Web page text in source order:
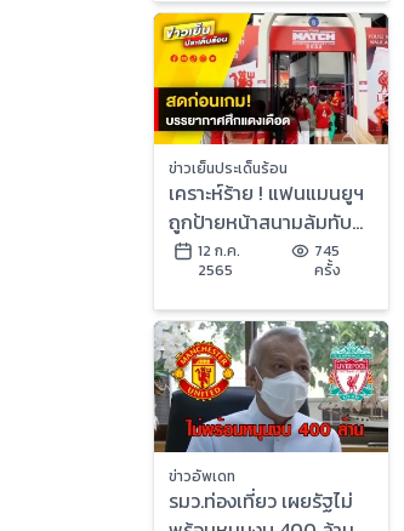
ข่าวเย็นประเด็นร้อน
เคราะห์ร้าย ! แฟนแมนยูฯ
ถูกป้ายหน้าสนามล้มทับ
ก่อนเข้าชม "ศึกแดง
เดือด"
12 ก.ค.
2565
745
ครั้ง
ข่าวอัพเดท
รมว.ท่องเที่ยว เผยรัฐไม่